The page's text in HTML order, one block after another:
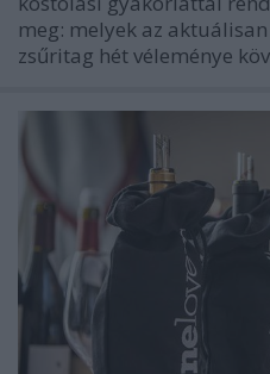
meg: melyek az
zsűritag hét véleménye